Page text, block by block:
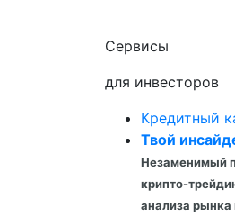
Сервисы
для инвесторов
Кредитный
Твой
Незаменимый
крипто-
анализа рынка